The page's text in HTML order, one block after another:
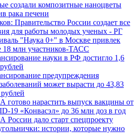
создали композитные наноцветы
рака печени
Правительство России создает все
для работы молодых ученых - РГ
"Наука 0+" в Москве привлек
18 млн участников-ТАСС
науки в РФ достигло 1,6
предупреждения
может вырасти до 43,83
нарастить выпуск вакцины от
19 «Конвасэл» до 36 млн доз в год
дало старт спецпроекту
истории, которые нужно